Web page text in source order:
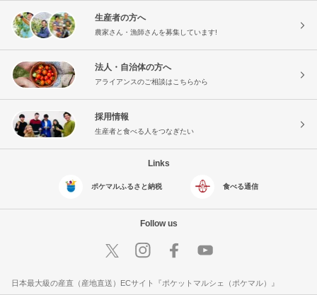
生産者の方へ
農家さん・漁師さんを募集しています!
法人・自治体の方へ
アライアンスのご相談はこちらから
採用情報
生産者と食べる人をつなぎたい
Links
ポケマルふるさと納税 食べる通信
Follow us
日本最大級の産直（産地直送）ECサイト『ポケットマルシェ（ポケマル）』